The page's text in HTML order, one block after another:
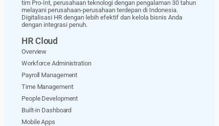
tim Pro-Int, perusahaan teknologi dengan pengalaman 30 tahun
melayani perusahaan-perusahaan terdepan di Indonesia.
Digitalisasi HR dengan lebih efektif dan kelola bisnis Anda
dengan integrasi penuh.
HR Cloud
Overview
Workforce Administration
Payroll Management
Time Management
People Development
Built-in Dashboard
Mobile Apps